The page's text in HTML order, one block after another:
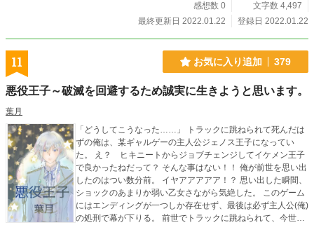
感想数 0
文字数 4,497
最終更新日 2022.01.22
登録日 2022.01.22
11 お気に入り追加 379
悪役王子～破滅を回避するため誠実に生きようと思います。
葉月
「どうしてこうなった……」 トラックに跳ねられて死んだは
ずの俺は、某ギャルゲーの主人公ジェノス王子になってい
た。 え？ ヒキニートからジョブチェンジしてイケメン王子
で良かったねだって？ そんな事はない！！ 俺が前世を思い出
したのはつい数分前。 イヤアアアアア！？ 思い出した瞬間、
ショックのあまりか弱い乙女さながら気絶した。 このゲーム
にはエンディングが一つしか存在せず、最後は必ず主人公(俺)
の処刑で幕が下りる。 前世でトラックに跳ねられて、今世は